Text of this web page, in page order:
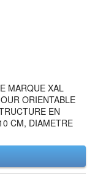
MARQUE XAL
ORIENTABLE
EN
CM, DIAMETRE